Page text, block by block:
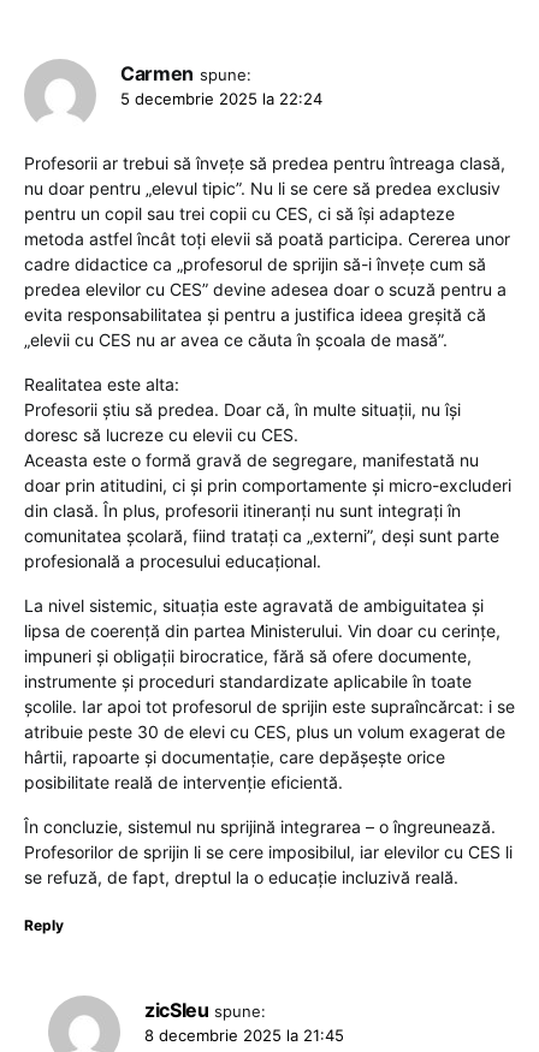
Carmen spune:
5 decembrie 2025 la 22:24
Profesorii ar trebui să învețe să predea pentru întreaga clasă,
nu doar pentru „elevul tipic”. Nu li se cere să predea exclusiv
pentru un copil sau trei copii cu CES, ci să își adapteze
metoda astfel încât toți elevii să poată participa. Cererea unor
cadre didactice ca „profesorul de sprijin să-i învețe cum să
predea elevilor cu CES” devine adesea doar o scuză pentru a
evita responsabilitatea și pentru a justifica ideea greșită că
„elevii cu CES nu ar avea ce căuta în școala de masă”.
Realitatea este alta:
Profesorii știu să predea. Doar că, în multe situații, nu își
doresc să lucreze cu elevii cu CES.
Aceasta este o formă gravă de segregare, manifestată nu
doar prin atitudini, ci și prin comportamente și micro-excluderi
din clasă. În plus, profesorii itineranți nu sunt integrați în
comunitatea școlară, fiind tratați ca „externi”, deși sunt parte
profesională a procesului educațional.
La nivel sistemic, situația este agravată de ambiguitatea și
lipsa de coerență din partea Ministerului. Vin doar cu cerințe,
impuneri și obligații birocratice, fără să ofere documente,
instrumente și proceduri standardizate aplicabile în toate
școlile. Iar apoi tot profesorul de sprijin este supraîncărcat: i se
atribuie peste 30 de elevi cu CES, plus un volum exagerat de
hârtii, rapoarte și documentație, care depășește orice
posibilitate reală de intervenție eficientă.
În concluzie, sistemul nu sprijină integrarea – o îngreunează.
Profesorilor de sprijin li se cere imposibilul, iar elevilor cu CES li
se refuză, de fapt, dreptul la o educație incluzivă reală.
Reply
zicSIeu spune:
8 decembrie 2025 la 21:45